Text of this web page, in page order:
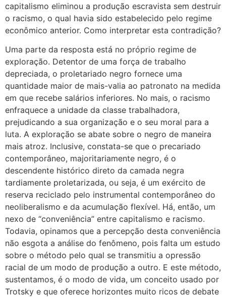
capitalismo eliminou a produção escravista sem destruir
o racismo, o qual havia sido estabelecido pelo regime
econômico anterior. Como interpretar esta contradição?
Uma parte da resposta está no próprio regime de
exploração. Detentor de uma força de trabalho
depreciada, o proletariado negro fornece uma
quantidade maior de mais-valia ao patronato na medida
em que recebe salários inferiores. No mais, o racismo
enfraquece a unidade da classe trabalhadora,
prejudicando a sua organização e o seu moral para a
luta. A exploração se abate sobre o negro de maneira
mais atroz. Inclusive, constata-se que o precariado
contemporâneo, majoritariamente negro, é o
descendente histórico direto da camada negra
tardiamente proletarizada, ou seja, é um exército de
reserva reciclado pelo instrumental contemporâneo do
neoliberalismo e da acumulação flexível. Há, então, um
nexo de “conveniência” entre capitalismo e racismo.
Todavia, opinamos que a percepção desta conveniência
não esgota a análise do fenômeno, pois falta um estudo
sobre o método pelo qual se transmitiu a opressão
racial de um modo de produção a outro. E este método,
sustentamos, é o modo de vida, um conceito usado por
Trotsky e que oferece horizontes muito ricos de debate